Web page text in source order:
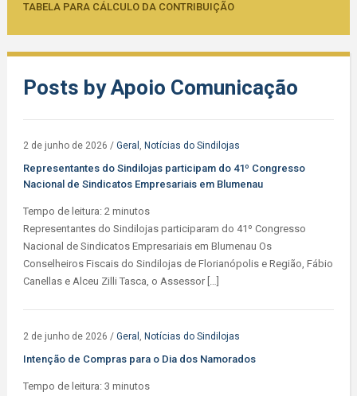
TABELA PARA CÁLCULO DA CONTRIBUIÇÃO
Posts byApoio Comunicação
2 de junho de 2026 / Geral , Notícias do Sindilojas
Representantes do Sindilojas participam do 41º Congresso
Nacional de Sindicatos Empresariais em Blumenau
Tempo de leitura: 2 minutos
Representantes do Sindilojas participaram do 41º Congresso
Nacional de Sindicatos Empresariais em Blumenau Os
Conselheiros Fiscais do Sindilojas de Florianópolis e Região, Fábio
Canellas e Alceu Zilli Tasca, o Assessor […]
2 de junho de 2026 / Geral , Notícias do Sindilojas
Intenção de Compras para o Dia dos Namorados
Tempo de leitura: 3 minutos